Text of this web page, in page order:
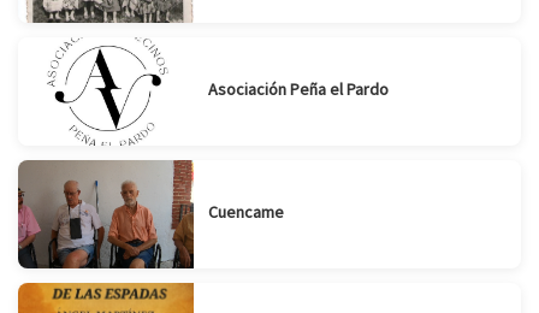
Asociación Peña el Pardo
Cuencame